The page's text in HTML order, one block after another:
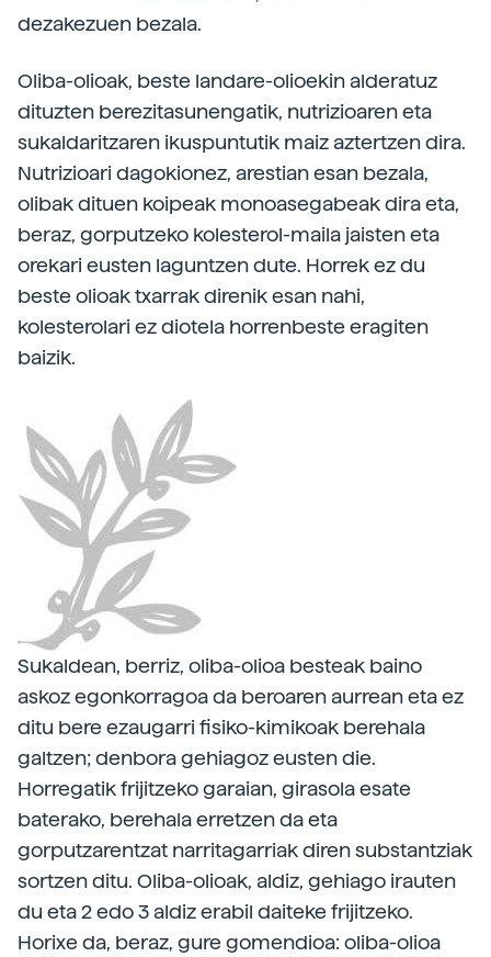
dezakezuen bezala.
Oliba-olioak, beste landare-olioekin alderatuz
dituzten berezitasunengatik, nutrizioaren eta
sukaldaritzaren ikuspuntutik maiz aztertzen dira.
Nutrizioari dagokionez, arestian esan bezala,
olibak dituen koipeak monoasegabeak dira eta,
beraz, gorputzeko kolesterol-maila jaisten eta
orekari eusten laguntzen dute. Horrek ez du
beste olioak txarrak direnik esan nahi,
kolesterolari ez diotela horrenbeste eragiten
baizik.
Sukaldean, berriz, oliba-olioa besteak baino
askoz egonkorragoa da beroaren aurrean eta ez
ditu bere ezaugarri fisiko-kimikoak berehala
galtzen; denbora gehiagoz eusten die.
Horregatik frijitzeko garaian, girasola esate
baterako, berehala erretzen da eta
gorputzarentzat narritagarriak diren substantziak
sortzen ditu. Oliba-olioak, aldiz, gehiago irauten
du eta 2 edo 3 aldiz erabil daiteke frijitzeko.
Horixe da, beraz, gure gomendioa: oliba-olioa